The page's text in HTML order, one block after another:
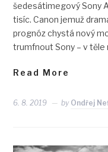
šedesátimegový Sony
tisíc. Canon jemuž
prognóz chystá nový
trumfnout Sony – v těle
Read More
6. 8. 2019 by Ondřej